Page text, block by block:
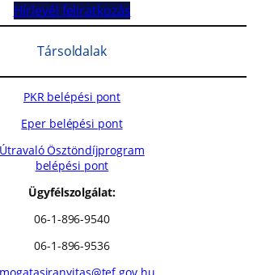
Hírlevél feliratkozás
Társoldalak
PKR belépési pont
Eper belépési pont
Útravaló Ösztöndíjprogram
belépési pont
Ügyfélszolgálat:
06-1-896-9540
06-1-896-9536